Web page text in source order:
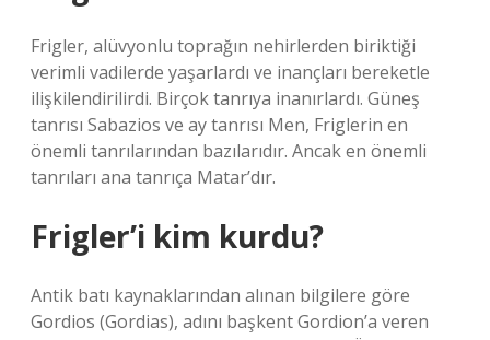
Frigler, alüvyonlu toprağın nehirlerden biriktiği
verimli vadilerde yaşarlardı ve inançları bereketle
ilişkilendirilirdi. Birçok tanrıya inanırlardı. Güneş
tanrısı Sabazios ve ay tanrısı Men, Friglerin en
önemli tanrılarından bazılarıdır. Ancak en önemli
tanrıları ana tanrıça Matar’dır.
Frigler’i kim kurdu?
Antik batı kaynaklarından alınan bilgilere göre
Gordios (Gordias), adını başkent Gordion’a veren